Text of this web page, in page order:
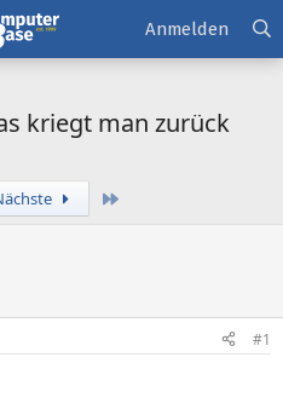
Anmelden
kriegt man zurück
#1